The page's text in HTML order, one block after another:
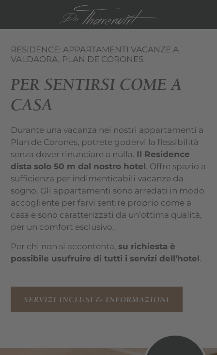
RESIDENCE: APPARTAMENTI VACANZE A
VALDAORA, PLAN DE CORONES
PER SENTIRSI COME A
CASA
Durante una vacanza nei nostri appartamenti a
Plan de Corones, potrete godervi la flessibilità
senza dover rinunciare a nulla. Il Residence
dista solo 50 m dal nostro hotel . Offre spazio a
sufficienza per indimenticabili vacanze da
sogno. Gli appartamenti sono arredati in modo
accogliente per farvi sentire proprio come a
casa e sono caratterizzati da un’ottima qualità,
per un comfort esclusivo.
Per chi non si accontenta, su richiesta è
possibile usufruire di tutti i servizi dell’hotel .
SERVIZI INCLUSI & INFORMAZIONI